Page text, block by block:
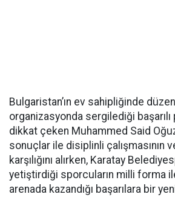
Bulgaristan’ın ev sahipliğinde
organizasyonda sergilediği
dikkat çeken Muhammed Said
sonuçlar ile disiplinli çalışmasının
karşılığını alırken, Karatay
yetiştirdiği sporcuların milli forma
arenada kazandığı başarılara bir